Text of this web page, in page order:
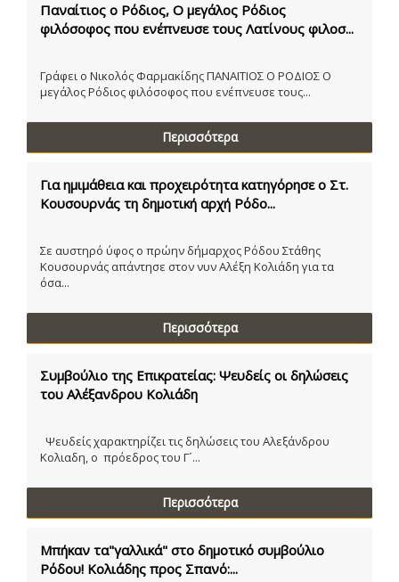
Παναίτιος ο Ρόδιος, Ο μεγάλος Ρόδιος
φιλόσοφος που ενέπνευσε τους Λατίνους φιλοσ...
Γράφει ο Νικολός Φαρμακίδης ΠΑΝΑΙΤΙΟΣ Ο ΡΟΔΙΟΣ Ο
μεγάλος Ρόδιος φιλόσοφος που ενέπνευσε τους...
Περισσότερα
Για ημιμάθεια και προχειρότητα κατηγόρησε ο Στ.
Κουσουρνάς τη δημοτική αρχή Ρόδο...
Σε αυστηρό ύφος ο πρώην δήμαρχος Ρόδου Στάθης
Κουσουρνάς απάντησε στον νυν Αλέξη Κολιάδη για τα
όσα...
Περισσότερα
Συμβούλιο της Επικρατείας: Ψευδείς οι δηλώσεις
του Αλέξανδρου Κολιάδη
Ψευδείς χαρακτηρίζει τις δηλώσεις του Αλεξάνδρου
Κολιαδη, ο πρόεδρος του Γ´...
Περισσότερα
Μπήκαν τα"γαλλικά" στο δημοτικό συμβούλιο
Ρόδου! Κολιάδης προς Σπανό:...